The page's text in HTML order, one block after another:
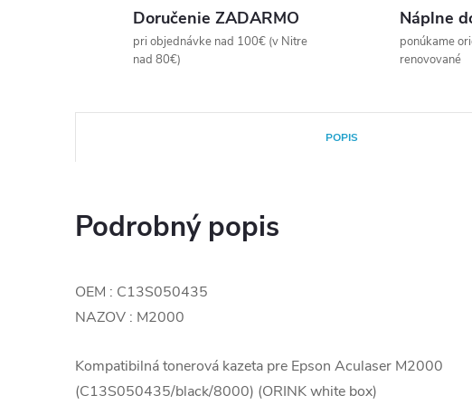
Doručenie ZADARMO
pri objednávke nad 100€ (v Nitre
nad 80€)
Náplne
ponúkame
renovované
POPIS
Podrobný popis
OEM : C13S050435
NAZOV : M2000
Kompatibilná tonerová kazeta pre Epson Aculaser M2000
(C13S050435/black/8000) (ORINK white box)